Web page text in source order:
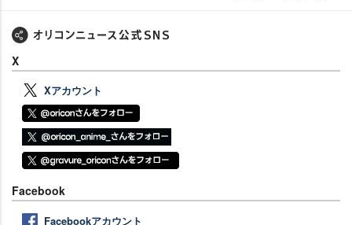
X
Xアカウント
Facebook
Facebookアカウント